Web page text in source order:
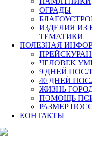
ОГРАДЫ
ИЗДЕЛИЯ ИЗ
ТЕМАТИКИ
ПОЛЕЗНАЯ
ЧЕЛОВЕК
9 ДНЕЙ
40 ДНЕЙ
ЖИЗНЬ
ПОМОЩЬ
РАЗМЕР
КОНТАКТЫ